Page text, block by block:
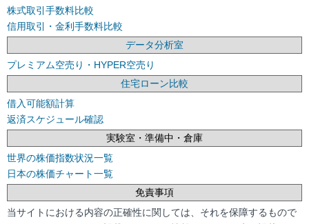
株式取引手数料比較
信用取引・金利手数料比較
データ分析室
プレミアム空売り・HYPER空売り
住宅ローン比較
借入可能額計算
返済スケジュール確認
実験室・準備中・倉庫
世界の株価指数状況一覧
日本の株価チャート一覧
免責事項
当サイトにおける内容の正確性に関しては、それを保障するもので